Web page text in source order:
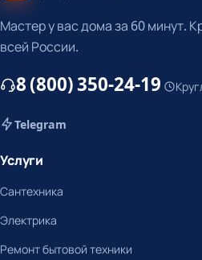
Мастер у вас дома за 60 минут.
всей России.
8 (800) 350-24-19
Telegram
Услуги
Сантехника
Электрика
Ремонт бытовой техники